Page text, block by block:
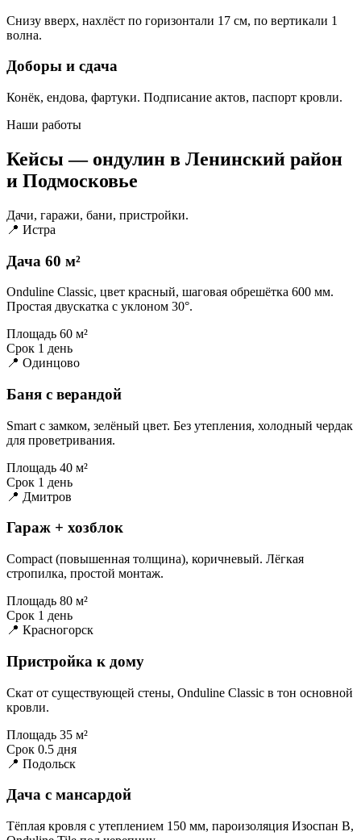
Снизу вверх, нахлёст по горизонтали 17 см, по вертикали 1
волна.
Доборы и сдача
Конёк, ендова, фартуки. Подписание актов, паспорт кровли.
Наши работы
Кейсы — ондулин в Ленинский район
и Подмосковье
Дачи, гаражи, бани, пристройки.
📍 Истра
Дача 60 м²
Onduline Classic, цвет красный, шаговая обрешётка 600 мм.
Простая двускатка с уклоном 30°.
Площадь 60 м²
Срок 1 день
📍 Одинцово
Баня с верандой
Smart с замком, зелёный цвет. Без утепления, холодный чердак
для проветривания.
Площадь 40 м²
Срок 1 день
📍 Дмитров
Гараж + хозблок
Compact (повышенная толщина), коричневый. Лёгкая
стропилка, простой монтаж.
Площадь 80 м²
Срок 1 день
📍 Красногорск
Пристройка к дому
Скат от существующей стены, Onduline Classic в тон основной
кровли.
Площадь 35 м²
Срок 0.5 дня
📍 Подольск
Дача с мансардой
Тёплая кровля с утеплением 150 мм, пароизоляция Изоспан B,